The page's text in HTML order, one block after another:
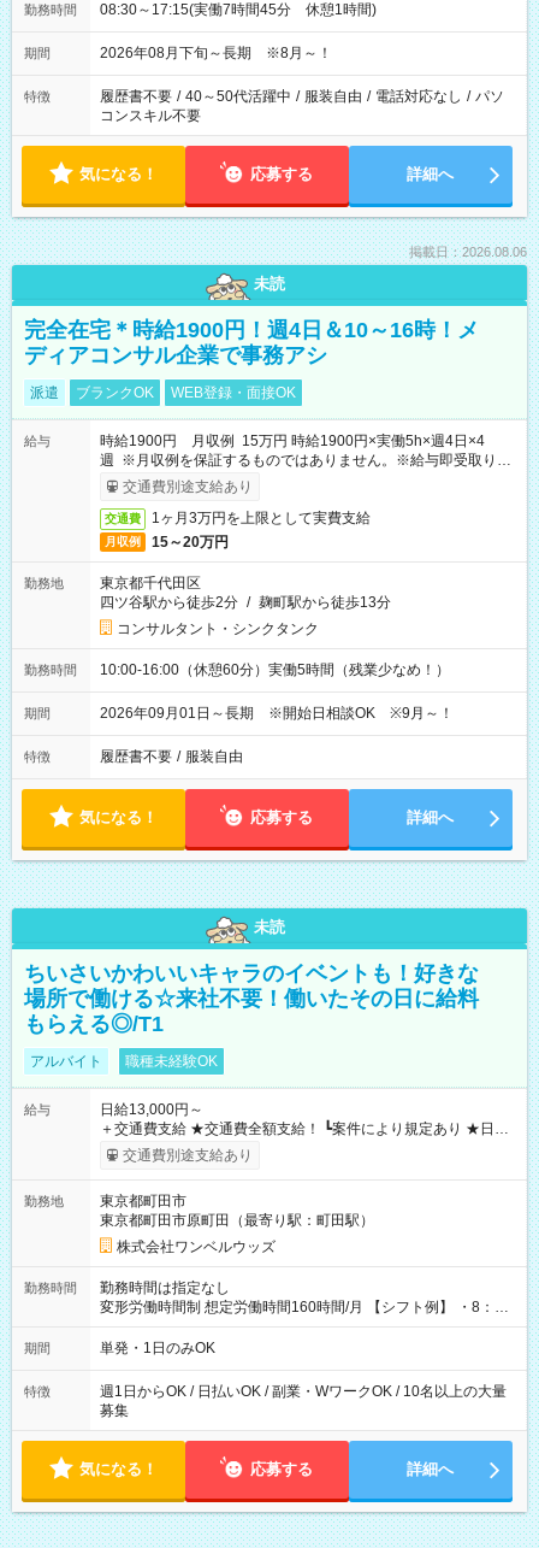
勤務時間 08:30～17:15(実働7時間45分 休憩1時間)
期間 2026年08月下旬～長期 ※8月～！
特徴 履歴書不要 / 40～50代活躍中 / 服装自由 / 電話対応なし / パソ
コンスキル不要
気になる！ 応募する 詳細へ
掲載日：2026.08.06
未読
完全在宅＊時給1900円！週4日＆10～16時！メ
ディアコンサル企業で事務アシ
派遣 ブランクOK WEB登録・面接OK
給与
時給1900円 月収例 15万円 時給1900円×実働5h×週4日×4
週 ※月収例を保証するものではありません。※給与即受取りサ
ービス利用可（利用条件有）
交通費別途支給あり
交通費 1ヶ月3万円を上限として実費支給
月収例 15～20万円
勤務地
東京都千代田区
四ツ谷駅から徒歩2分 / 麹町駅から徒歩13分
コンサルタント・シンクタンク
勤務時間 10:00-16:00（休憩60分）実働5時間（残業少なめ！）
期間 2026年09月01日～長期 ※開始日相談OK ※9月～！
特徴 履歴書不要 / 服装自由
気になる！ 応募する 詳細へ
未読
ちいさいかわいいキャラのイベントも！好きな
場所で働ける☆来社不要！働いたその日に給料
もらえる◎/T1
アルバイト 職種未経験OK
給与
日給13,000円～
＋交通費支給 ★交通費全額支給！ ┗案件により規定あり ★日払
いOK！（規定あり） ┗働いたその日に現金GET♪ お仕事後はコ
ンビニATMから 日払い分を引き落とせます！ 【試用期間】試
交通費別途支給あり
勤務地
東京都町田市
東京都町田市原町田（最寄り駅：町田駅）
株式会社ワンベルウッズ
勤務時間
勤務時間は指定なし
変形労働時間制 想定労働時間160時間/月 【シフト例】 ・8：00
～21：00
期間 単発・1日のみOK
特徴
週1日からOK / 日払いOK / 副業・WワークOK / 10名以上の大量
募集
気になる！ 応募する 詳細へ